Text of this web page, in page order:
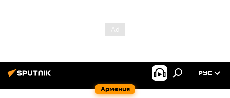
Армения
РУС